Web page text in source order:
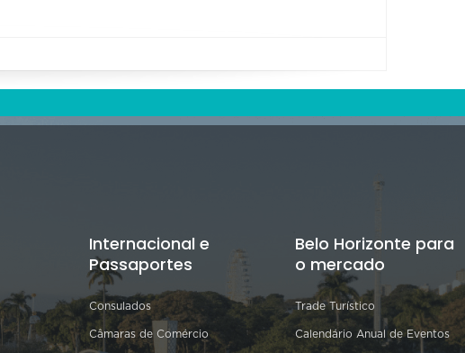
Internacional e
Passaportes
Consulados
Câmaras de Comércio
Belo Horizonte para
o mercado
Trade Turístico
Calendário Anual de Eventos